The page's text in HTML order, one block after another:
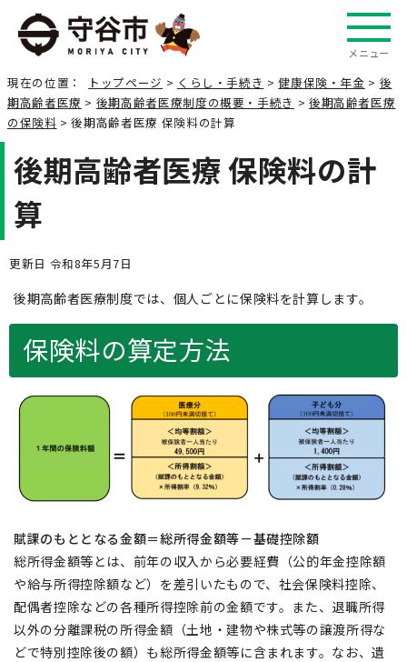
メニュー
現在の位置： トップページ > くらし・手続き >健康保険・年金 > 後
期高齢者医療 > 後期高齢者医療制度の概要・手続き > 後期高齢者医療
の保険料 > 後期高齢者医療 保険料の計算
後期高齢者医療 保険料の計
算
更新日 令和8年5月7日
後期高齢者医療制度では、個人ごとに保険料を計算します。
保険料の算定方法
賦課のもととなる金額＝総所得金額等－基礎控除額
総所得金額等とは、前年の収入から必要経費（公的年金控除額
や給与所得控除額など）を差引いたもので、社会保険料控除、
配偶者控除などの各種所得控除前の金額です。また、退職所得
以外の分離課税の所得金額（土地・建物や株式等の譲渡所得な
どで特別控除後の額）も総所得金額等に含まれます。なお、遺